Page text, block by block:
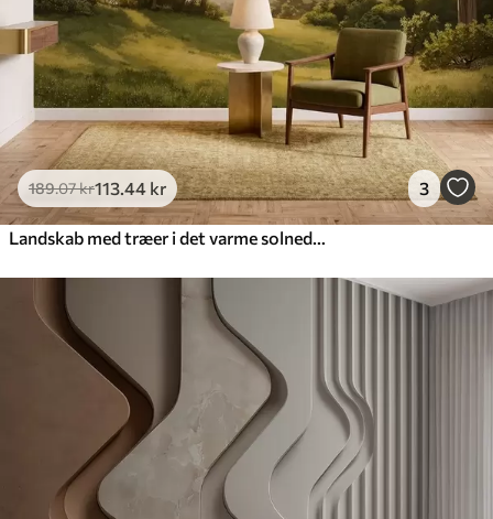
189.07kr113 .44 kr 3